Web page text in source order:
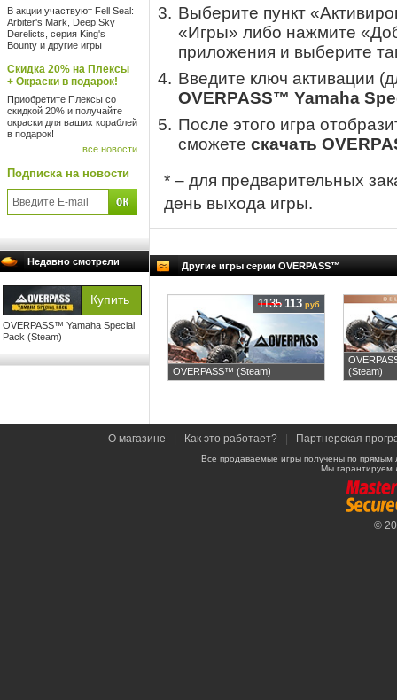
В акции участвуют Fell Seal:
Arbiter's Mark, Deep Sky
Derelicts, серия King's
Bounty и другие игры
Скидка 20% на Плексы
+ Окраски в подарок!
Приобретите Плексы со
скидкой 20% и получайте
окраски для ваших кораблей
в подарок!
все новости
Подписка на новости
Недавно смотрели
OVERPASS™ Yamaha Special
Pack (Steam)
Выберите пункт
«Игры» либо нажмите
приложения и выберите
Введите ключ активации
OVERPASS™ Yamaha
После этого игра
сможете скачать
* – для предварительных
день выхода игры.
Другие игры серии OVERPASS™
OVERPASS™ (Steam)
1135 113 руб
(Steam)
О магазине Как это работает? Партнерская
Все продаваемые игры получены по
Мы гарантируем
©